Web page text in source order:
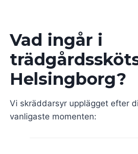
Vad ingår i
Helsingborg?
Vi skräddarsyr upplägget efter
vanligaste momenten: